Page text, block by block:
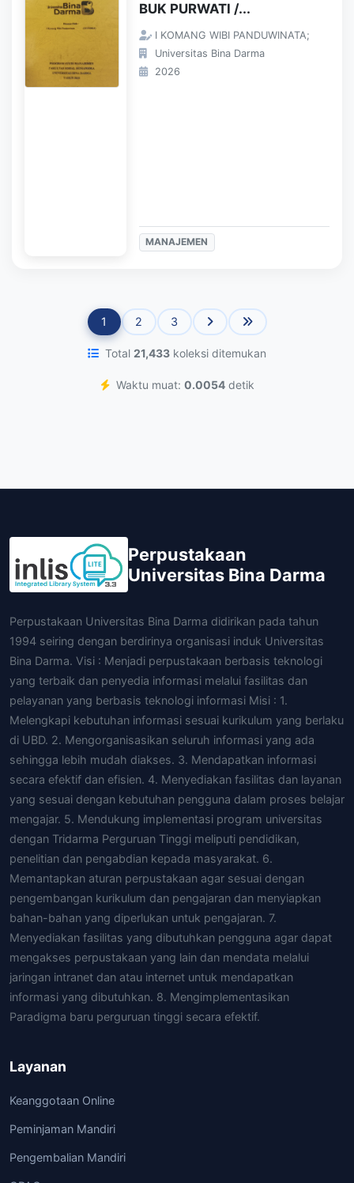
BUK PURWATI /...
I KOMANG WIBI PANDUWINATA;
Universitas Bina Darma
2026
MANAJEMEN
1 2 3
Total 21,433 koleksi ditemukan
Waktu muat: 0.0054detik
Perpustakaan
Universitas Bina Darma
Perpustakaan Universitas Bina Darma didirikan pada tahun
1994 seiring dengan berdirinya organisasi induk Universitas
Bina Darma. Visi : Menjadi perpustakaan berbasis teknologi
yang terbaik dan penyedia informasi melalui fasilitas dan
pelayanan yang berbasis teknologi informasi Misi : 1.
Melengkapi kebutuhan informasi sesuai kurikulum yang berlaku
di UBD. 2. Mengorganisasikan seluruh informasi yang ada
sehingga lebih mudah diakses. 3. Mendapatkan informasi
secara efektif dan efisien. 4. Menyediakan fasilitas dan layanan
yang sesuai dengan kebutuhan pengguna dalam proses belajar
mengajar. 5. Mendukung implementasi program universitas
dengan Tridarma Perguruan Tinggi meliputi pendidikan,
penelitian dan pengabdian kepada masyarakat. 6.
Memantapkan aturan perpustakaan agar sesuai dengan
pengembangan kurikulum dan pengajaran dan menyiapkan
bahan-bahan yang diperlukan untuk pengajaran. 7.
Menyediakan fasilitas yang dibutuhkan pengguna agar dapat
mengakses perpustakaan yang lain dan mendata melalui
jaringan intranet dan atau internet untuk mendapatkan
informasi yang dibutuhkan. 8. Mengimplementasikan
Paradigma baru perguruan tinggi secara efektif.
Layanan
Keanggotaan Online
Peminjaman Mandiri
Pengembalian Mandiri